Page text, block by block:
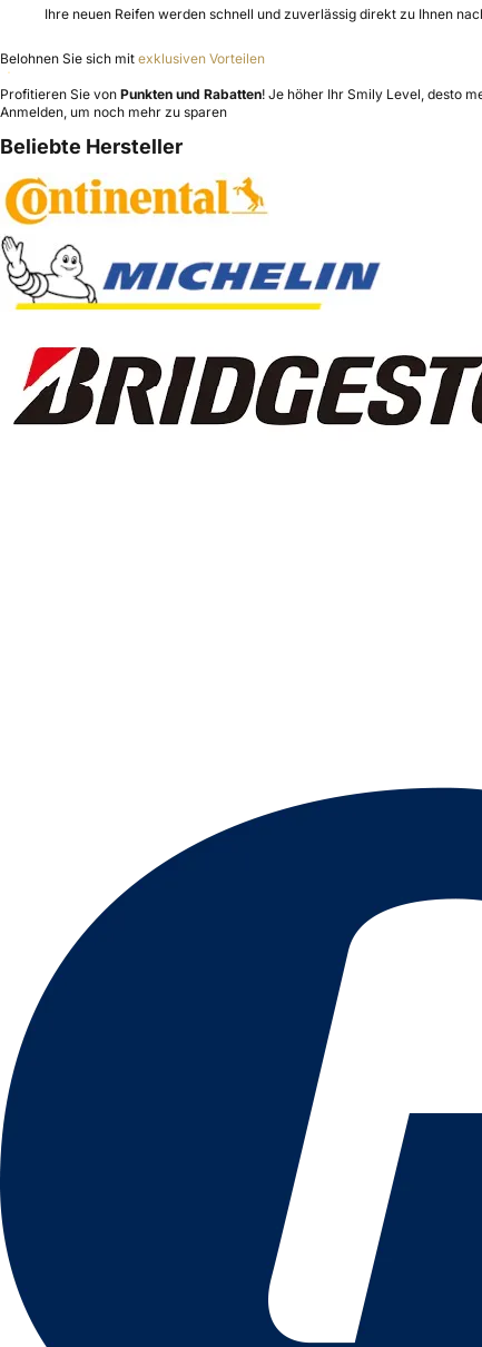
Ihre neuen Reifen werden schnell und zuverlässig direkt zu Ihnen
Belohnen Sie sich mit exklusiven Vorteilen
Profitieren Sie von Punkten und Rabatten! Je höher Ihr Smily Level, desto
Anmelden, um noch mehr zu sparen
Beliebte Hersteller